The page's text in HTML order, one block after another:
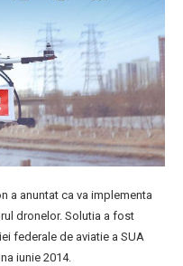
a anuntat ca va implementa
dronelor. Solutia a fost
federale de aviatie a SUA
iunie 2014.